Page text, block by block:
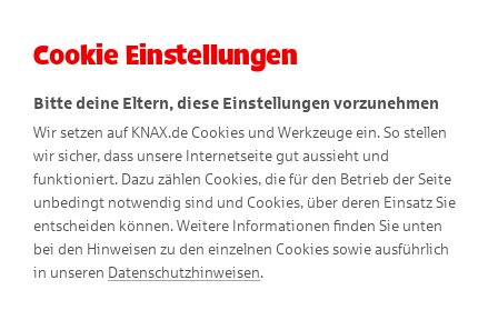
KNAXige Comics
Cookie Einstellungen
Bitte deine Eltern, diese Einstellungen vorzunehmen
Wir setzen auf KNAX.de Cookies und Werkzeuge ein. So stellen
wir sicher, dass unsere Internetseite gut aussieht und
funktioniert. Dazu zählen Cookies, die für den Betrieb der Seite
unbedingt notwendig sind und Cookies, über deren Einsatz Sie
entscheiden können. Weitere Informationen finden Sie unten
bei den Hinweisen zu den einzelnen Cookies sowie ausführlich
in unseren Datenschutzhinweisen.